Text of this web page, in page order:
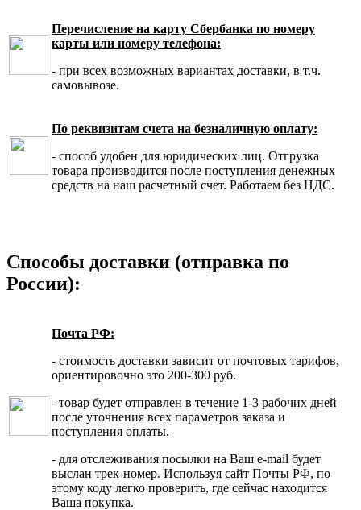
Перечисление на карту Сбербанка по номеру
карты или номеру телефона:
- при всех возможных вариантах доставки, в т.ч.
самовывозе.
По реквизитам счета на безналичную оплату:
- способ удобен для юридических лиц. Отгрузка
товара производится после поступления денежных
средств на наш расчетный счет. Работаем без НДС.
Способы доставки (отправка по
России):
Почта РФ:
- стоимость доставки зависит от почтовых тарифов,
ориентировочно это 200-300 руб.
- товар будет отправлен в течение 1-3 рабочих дней
после уточнения всех параметров заказа и
поступления оплаты.
- для отслеживания посылки на Ваш e-mail будет
выслан трек-номер. Используя сайт Почты РФ, по
этому коду легко проверить, где сейчас находится
Ваша покупка.